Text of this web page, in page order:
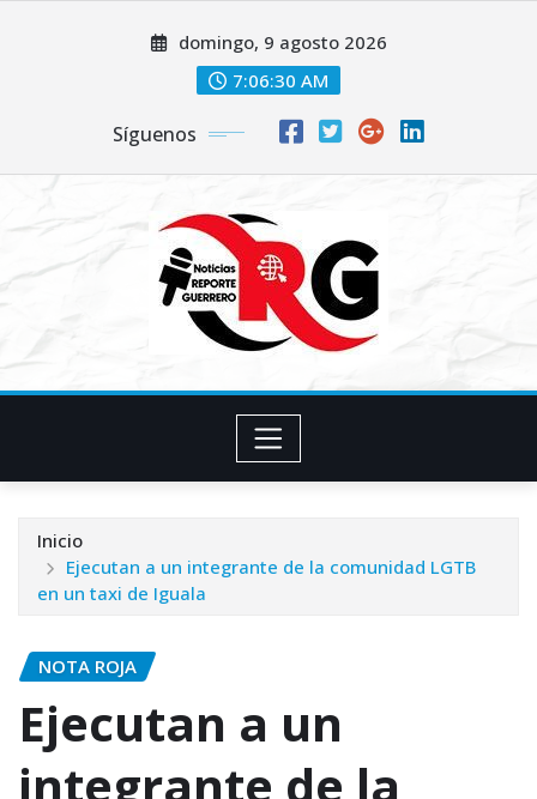
domingo, 9 agosto 2026
7:06:31 AM
Síguenos
Inicio
Ejecutan a un integrante de la comunidad LGTB
en un taxi de Iguala
NOTA ROJA
Ejecutan a un
integrante de la